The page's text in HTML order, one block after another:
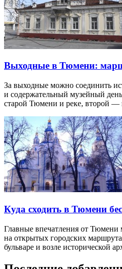
Выходные в Тюмени:
За выходные можно соединить
и содержательный музейный
старой Тюмени и реке, второй
Куда сходить в Тюмени
Главные впечатления от Тюмени
на открытых городских
бульваре и возле исторической